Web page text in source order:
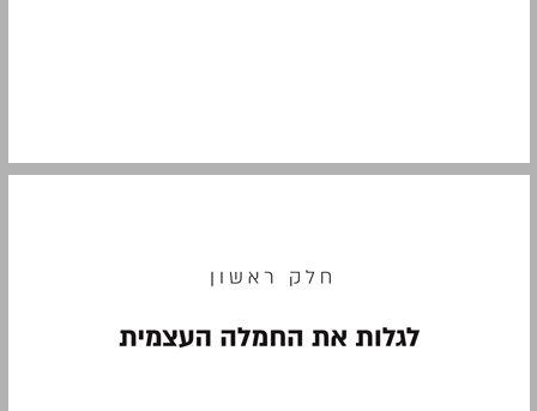
חלק ראשון: לגלות את החמלה העצמית ... 11